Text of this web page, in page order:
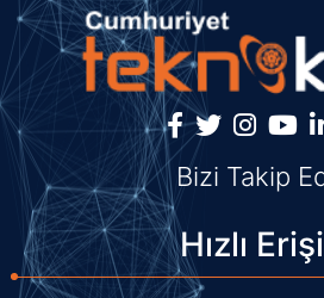
Bizi Takip
Hızlı